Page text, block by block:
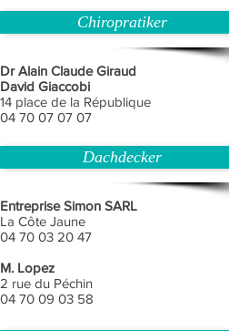
Chiropratiker
Dr Alain Claude Giraud
David Giaccobi
14 place de la République
04 70 07 07 07
Dachdecker
Entreprise Simon SARL
La Côte Jaune
04 70 03 20 47
M. Lopez
2 rue du Péchin
04 70 09 03 58